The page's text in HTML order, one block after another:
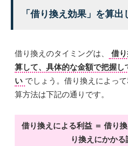
「借り換え効果」を算
借り換えのタイミングは、
借
算して、具体的な金額で把握し
い でしょう。借り換えによっ
算方法は下記の通りです。
借り換えによる利益 ＝ 借り
り換えにかかる